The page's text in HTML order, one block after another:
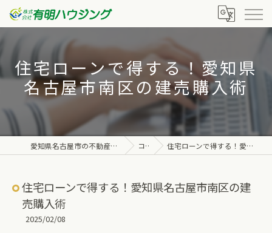
住宅ローンで得する！愛知県
名古屋市南区の建売購入術
愛知県名古屋市の不動産なら株式会社有明ハウジング コラム 住宅ローンで得する！愛知県名古屋市南区の建売購入術
住宅ローンで得する！愛知県名古屋市南区の建
売購入術
2025/02/08